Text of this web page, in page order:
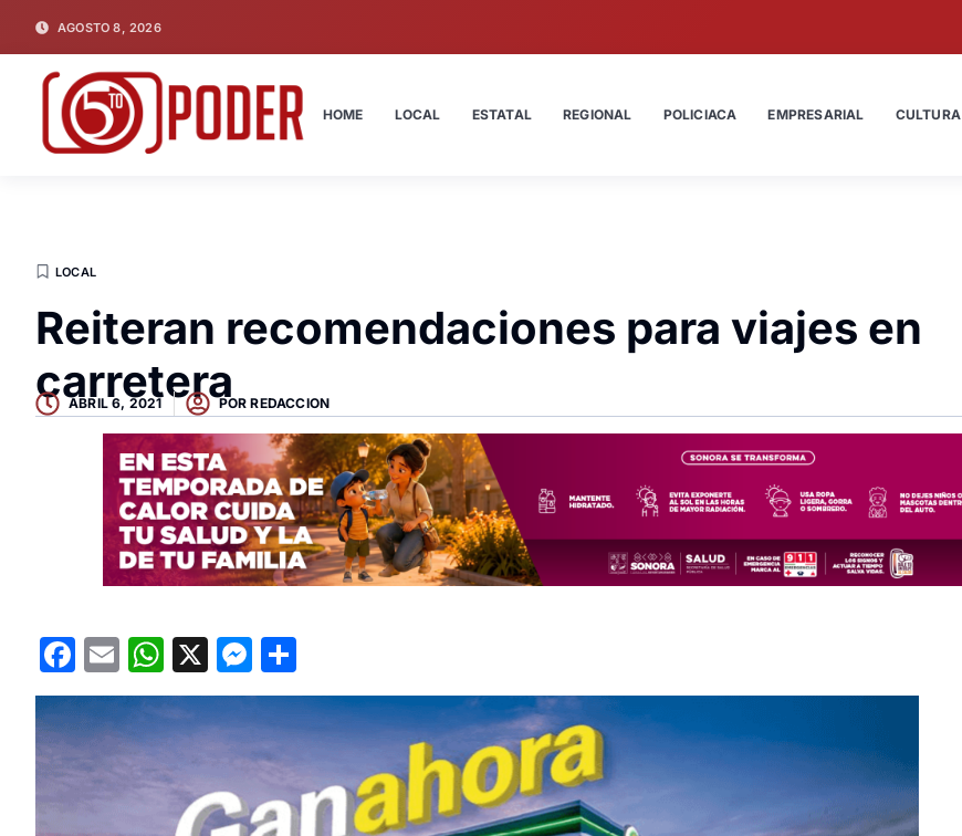
AGOSTO 8, 2026
HOME LOCAL ESTATAL REGIONAL POLICIACA EMPRESARIAL CULTURA
LOCAL
Reiteran recomendaciones para viajes en
carretera
ABRIL 6, 2021 POR REDACCION
Facebook
EmailWhatsApp
X Messenger